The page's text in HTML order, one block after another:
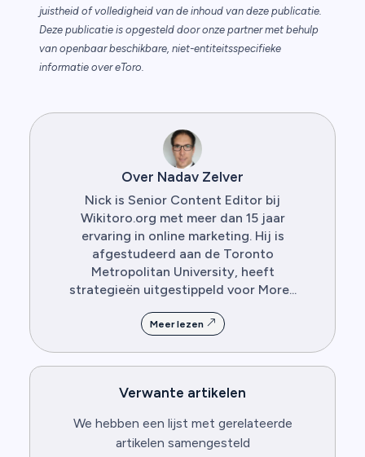
juistheid of volledigheid van de inhoud van deze publicatie.
Deze publicatie is opgesteld door onze partner met behulp
van openbaar beschikbare, niet-entiteitsspecifieke
informatie over eToro.
Over Nadav Zelver
Nick is Senior Content Editor bij
Wikitoro.org met meer dan 15 jaar
ervaring in online marketing. Hij is
afgestudeerd aan de Toronto
Metropolitan University, heeft
strategieën uitgestippeld voor More...
Meer lezen
Verwante artikelen
We hebben een lijst met gerelateerde
artikelen samengesteld